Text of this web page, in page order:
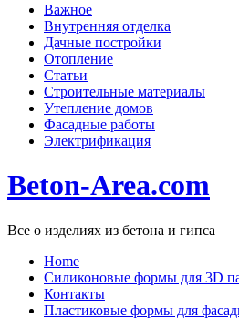
Важное
Внутренняя отделка
Дачные постройки
Отопление
Статьи
Строительные материалы
Утепление домов
Фасадные работы
Электрификация
Beton-Area.com
Все о изделиях из бетона и гипса
Home
Cиликоновые формы для 3D
Контакты
Пластиковые формы для